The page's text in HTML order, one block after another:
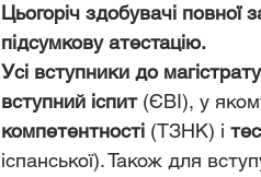
Цьогоріч здобувачі повної
підсумкову атестацію.
Усі вступники до
вступний іспит (ЄВІ), у
компетентності (ТЗНК) і
іспанської). Також для